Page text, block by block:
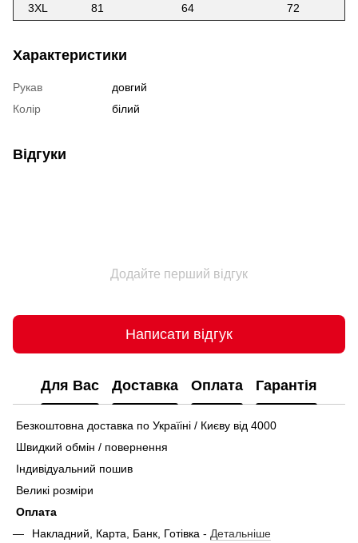
3XL
81 64 72
Характеристики
Рукав
довгий
Колір
білий
Відгуки
Додайте перший відгук
Написати відгук
Для Вас Доставка Оплата Гарантія
Безкоштовна доставка по Україіні / Києву від 4000
Швидкий обмін / повернення
Індивідуальний пошив
Великі розміри
Оплата
Накладний, Карта, Банк, Готівка - Детальніше